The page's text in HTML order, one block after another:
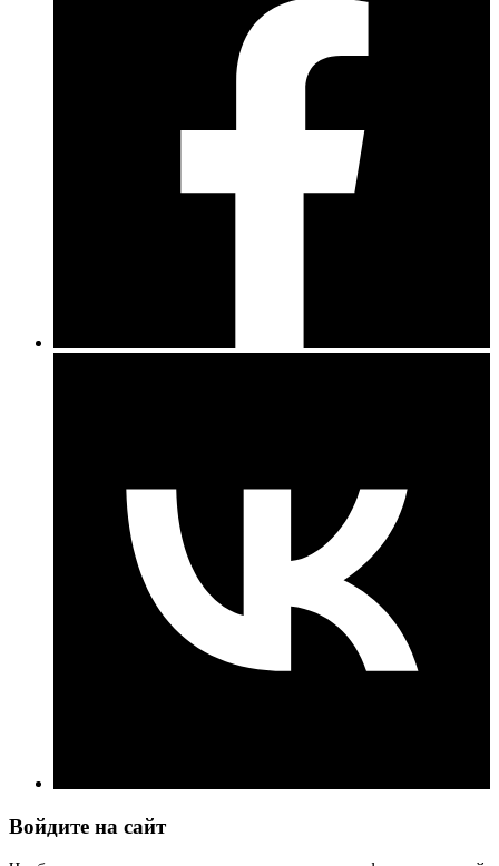
Войдите на сайт